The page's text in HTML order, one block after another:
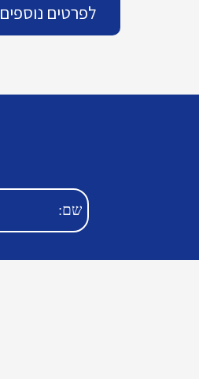
לפרטים נוספים